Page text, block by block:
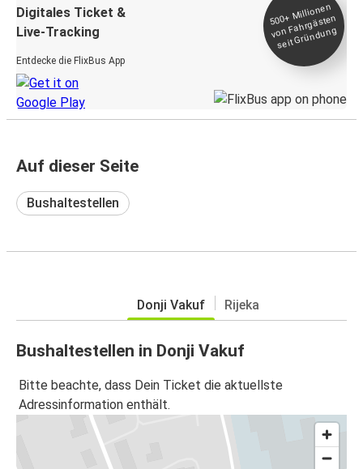
Digitales Ticket &
Live-Tracking
Entdecke die FlixBus App
500+
Millionen
von Fahrgästen
seit
Gründung
Auf dieser Seite
Bushaltestellen
Donji Vakuf Rijeka
Bushaltestellen in Donji Vakuf
Bitte beachte, dass Dein Ticket die aktuellste
Adressinformation enthält.